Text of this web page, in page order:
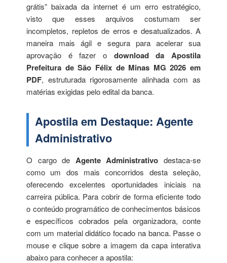
grátis” baixada da internet é um erro estratégico,
visto que esses arquivos costumam ser
incompletos, repletos de erros e desatualizados. A
maneira mais ágil e segura para acelerar sua
aprovação é fazer o download da Apostila
Prefeitura de São Félix de Minas MG 2026 em
PDF, estruturada rigorosamente alinhada com as
matérias exigidas pelo edital da banca.
Apostila em Destaque: Agente
Administrativo
O cargo de Agente Administrativo destaca-se
como um dos mais concorridos desta seleção,
oferecendo excelentes oportunidades iniciais na
carreira pública. Para cobrir de forma eficiente todo
o conteúdo programático de conhecimentos básicos
e específicos cobrados pela organizadora, conte
com um material didático focado na banca. Passe o
mouse e clique sobre a imagem da capa interativa
abaixo para conhecer a apostila: